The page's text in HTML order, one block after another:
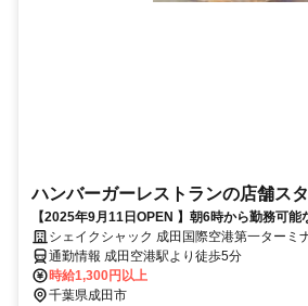
ハンバーガーレストランの店舗ス
【2025年9月11日OPEN 】朝6時から勤務可
可能な方、積極募集中
シェイクシャック 成田国際空港第一ターミ
通勤情報 成田空港駅より徒歩5分
時給1,300円以上
千葉県成田市